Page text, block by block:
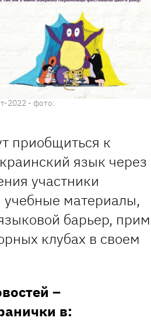
2022 - фото:
приобщиться к
язык через
участники
учебные материалы,
барьер,
клубах в своем
–
в: